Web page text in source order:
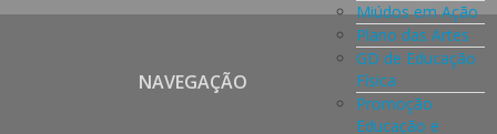
Miúdos em Ação
Plano das Artes
GD de Educação
Física
Promoção
Educação e
NAVEGAÇÃO